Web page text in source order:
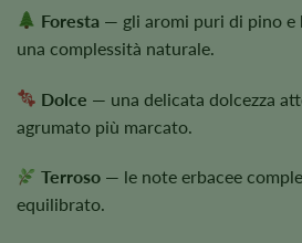
Foresta — gli aromi puri di pino e
una complessità naturale.
Dolce — una delicata dolcezza
agrumato più marcato.
Terroso — le note erbacee
equilibrato.